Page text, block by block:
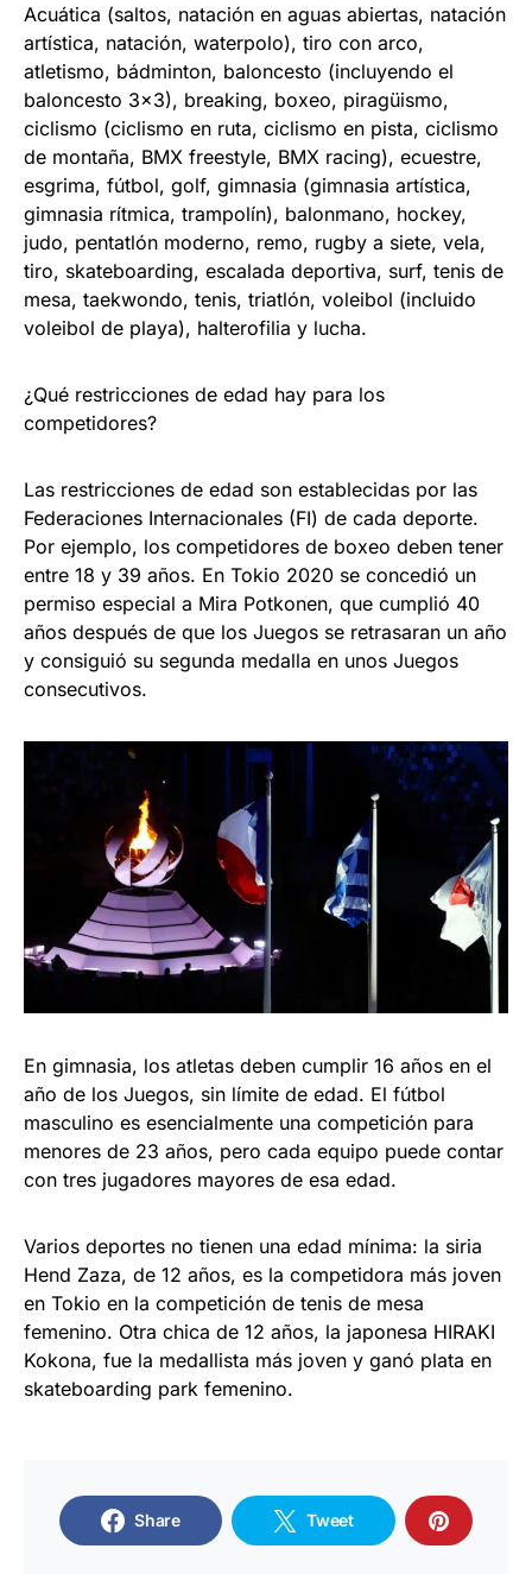
Acuática (saltos, natación en aguas abiertas, natación
artística, natación, waterpolo), tiro con arco,
atletismo, bádminton, baloncesto (incluyendo el
baloncesto 3×3), breaking, boxeo, piragüismo,
ciclismo (ciclismo en ruta, ciclismo en pista, ciclismo
de montaña, BMX freestyle, BMX racing), ecuestre,
esgrima, fútbol, golf, gimnasia (gimnasia artística,
gimnasia rítmica, trampolín), balonmano, hockey,
judo, pentatlón moderno, remo, rugby a siete, vela,
tiro, skateboarding, escalada deportiva, surf, tenis de
mesa, taekwondo, tenis, triatlón, voleibol (incluido
voleibol de playa), halterofilia y lucha.
¿Qué restricciones de edad hay para los
competidores?
Las restricciones de edad son establecidas por las
Federaciones Internacionales (FI) de cada deporte.
Por ejemplo, los competidores de boxeo deben tener
entre 18 y 39 años. En Tokio 2020 se concedió un
permiso especial a Mira Potkonen, que cumplió 40
años después de que los Juegos se retrasaran un año
y consiguió su segunda medalla en unos Juegos
consecutivos.
En gimnasia, los atletas deben cumplir 16 años en el
año de los Juegos, sin límite de edad. El fútbol
masculino es esencialmente una competición para
menores de 23 años, pero cada equipo puede contar
con tres jugadores mayores de esa edad.
Varios deportes no tienen una edad mínima: la siria
Hend Zaza, de 12 años, es la competidora más joven
en Tokio en la competición de tenis de mesa
femenino. Otra chica de 12 años, la japonesa HIRAKI
Kokona, fue la medallista más joven y ganó plata en
skateboarding park femenino.
Share Tweet